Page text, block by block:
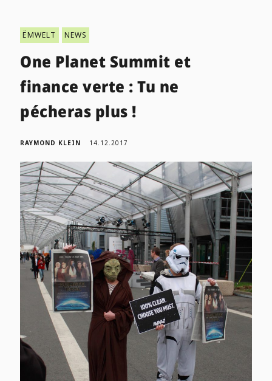
ËMWELT NEWS
One Planet Summit et
finance verte : Tu ne
pécheras plus !
RAYMOND KLEIN 14.12.2017